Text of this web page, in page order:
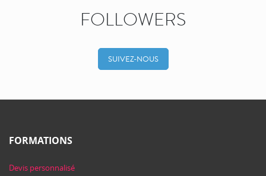
FOLLOWERS
SUIVEZ-NOUS
FORMATIONS
Devis personnalisé